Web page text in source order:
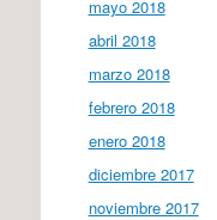
mayo 2018
abril 2018
marzo 2018
febrero 2018
enero 2018
diciembre 2017
noviembre 2017